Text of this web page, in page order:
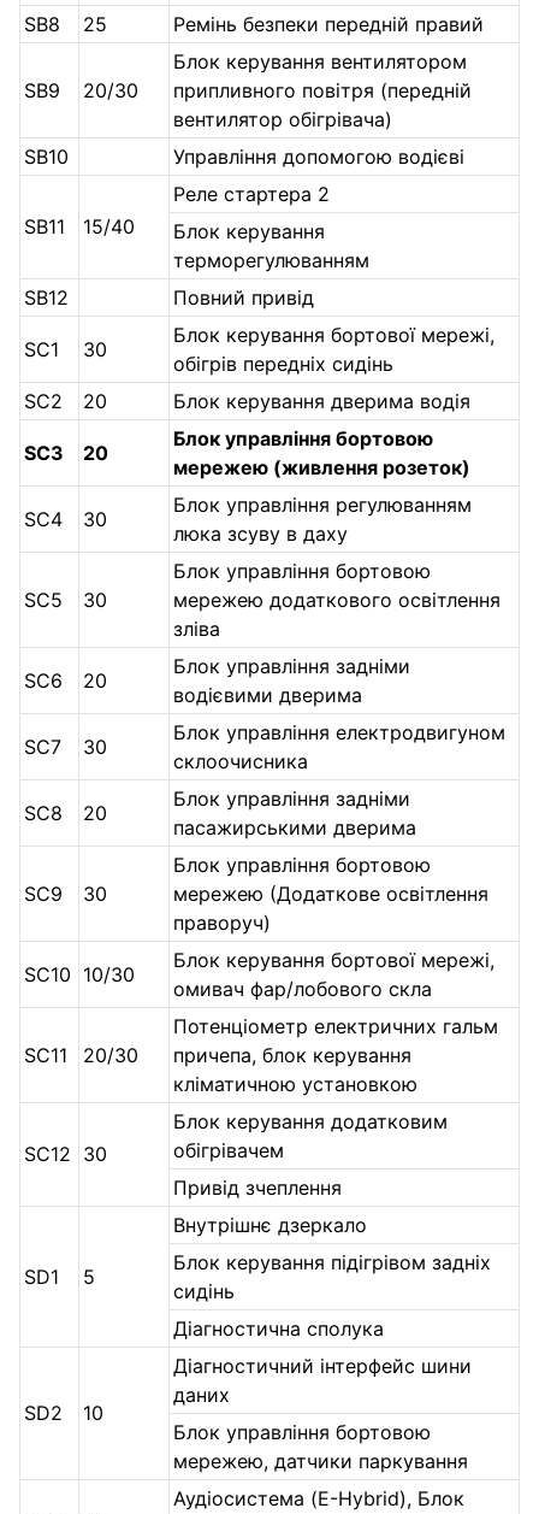
SB8 25 Ремінь безпеки передній правий
SB9 20/30
Блок керування вентилятором
припливного повітря (передній
вентилятор обігрівача)
SB10
Управління допомогою водієві
SB11 15/40
Реле стартера 2
Блок керування
терморегулюванням
SB12
Повний привід
SC1 30
Блок керування бортової мережі,
обігрів передніх сидінь
SC2
20 Блок керування дверима водія
SC3 20
Блок управління бортовою
мережею (живлення розеток)
SC4 30
Блок управління регулюванням
люка зсуву в даху
SC5 30
Блок управління бортовою
мережею додаткового освітлення
зліва
SC6 20
Блок управління задніми
водієвими дверима
SC7 30
Блок управління електродвигуном
склоочисника
SC8 20
Блок управління задніми
пасажирськими дверима
SC9 30
Блок управління бортовою
мережею (Додаткове освітлення
праворуч)
SC10 10/30
Блок керування бортової мережі,
омивач фар/лобового скла
SC11 20/30
Потенціометр електричних гальм
причепа, блок керування
кліматичною установкою
SC12 30
Блок керування додатковим
обігрівачем
Привід зчеплення
SD1 5
Внутрішнє дзеркало
Блок керування підігрівом задніх
сидінь
Діагностична сполука
SD2 10
Діагностичний інтерфейс шини
даних
Блок управління бортовою
мережею, датчики паркування
Аудіосистема (E-Hybrid), Блок